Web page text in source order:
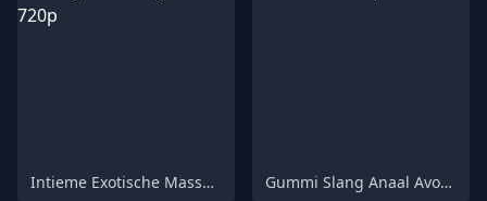
Intieme Exotische Massage Ervaring - HD 720p Gummi Slang Anaal Avontuur - 720p HD